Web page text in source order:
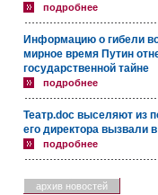
подробнее
Информацию о гибели
мирное время Путин
государственной тайне
подробнее
Театр.doc выселяют из
его директора вызвали
подробнее
архив новостей